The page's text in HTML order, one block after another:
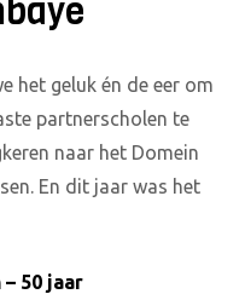
het geluk én de eer om
partnerscholen te
naar het Domein
En dit jaar was het
50 jaar